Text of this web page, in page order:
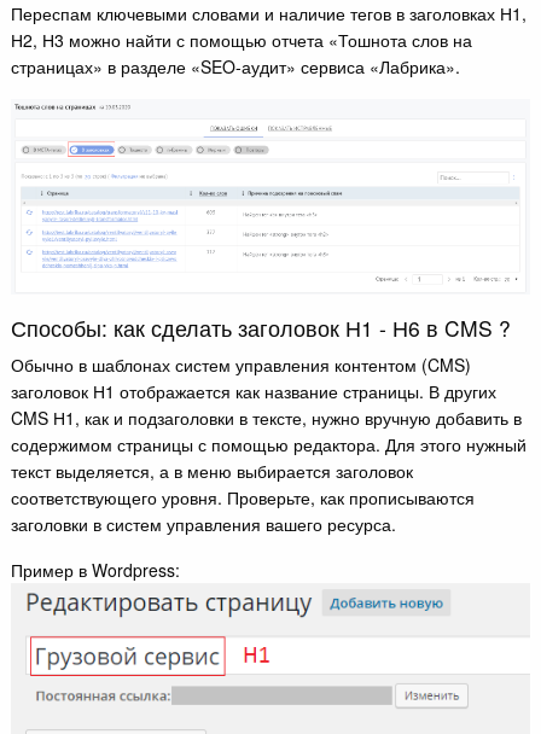
Переспам ключевыми словами и наличие тегов в заголовках Н1,
Н2, Н3 можно найти с помощью отчета «Тошнота слов на
страницах» в разделе «SEO-аудит» сервиса «Лабрика».
Способы: как сделать заголовок Н1 - Н6 в CMS ?
Обычно в шаблонах систем управления контентом (CMS)
заголовок Н1 отображается как название страницы. В других
CMS Н1, как и подзаголовки в тексте, нужно вручную добавить в
содержимом страницы с помощью редактора. Для этого нужный
текст выделяется, а в меню выбирается заголовок
соответствующего уровня. Проверьте, как прописываются
заголовки в систем управления вашего ресурса.
Пример в Wordpress: